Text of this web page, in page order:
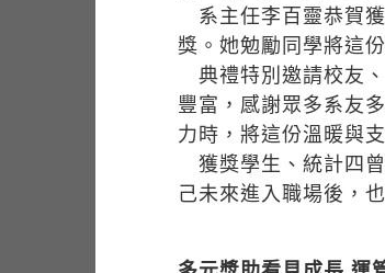
系主任李百靈恭賀
獎。她勉勵同學將這
典禮特別邀請校友
豐富，感謝眾多系友
力時，將這份溫暖與
獲獎學生、統計四
己未來進入職場後，